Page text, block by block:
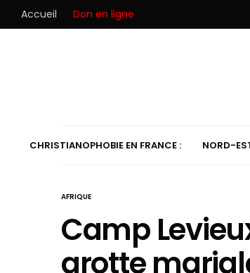
Accueil Don en ligne
CHRISTIANOPHOBIE EN FRANCE : NORD-
AFRIQUE
Camp
grotte